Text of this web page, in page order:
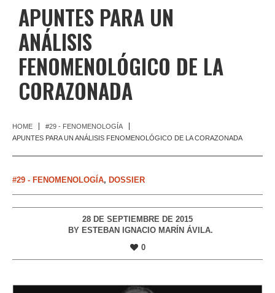
APUNTES PARA UN
ANÁLISIS
FENOMENOLÓGICO DE LA
CORAZONADA
HOME
#29 - FENOMENOLOGÍA
APUNTES PARA UN ANÁLISIS FENOMENOLÓGICO DE LA CORAZONADA
#29 - FENOMENOLOGÍA, DOSSIER
28 DE SEPTIEMBRE DE 2015
BY ESTEBAN IGNACIO MARÍN ÁVILA.
0